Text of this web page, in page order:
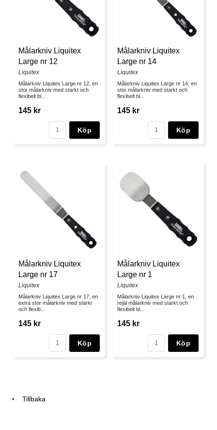
Målarkniv Liquitex
Large nr 12
Liquitex
Målarkniv Liquitex Large nr 12, en
stor målarkniv med starkt och
flexibelt bl...
145 kr
Köp
Målarkniv Liquitex
Large nr 14
Liquitex
Målarkniv Liquitex Large nr 14, en
stor målarkniv med starkt och
flexibelt bl...
145 kr
Köp
Målarkniv Liquitex
Large nr 17
Liquitex
Målarkniv Liquitex Large nr 17, en
extra stor målarkniv med starkt
och flexib...
145 kr
Köp
Målarkniv Liquitex
Large nr 1
Liquitex
Målarkniv Liquitex Large nr 1, en
rejäl målarkniv med starkt och
flexibelt bl...
145 kr
Köp
Tillbaka